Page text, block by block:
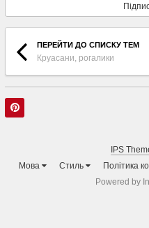
ПЕРЕЙТИ ДО СПИСКУ ТЕМ
Круасани, рогалики
IPS
Мова
Стиль Політика
Powered by